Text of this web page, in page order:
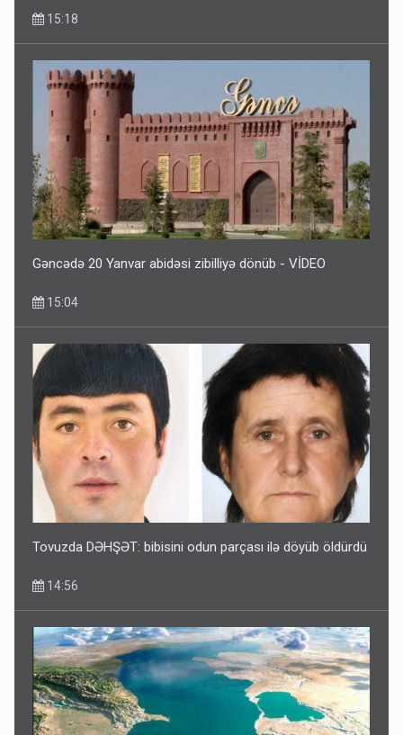
15:18
Gəncədə 20 Yanvar abidəsi zibilliyə dönüb - VİDEO
15:04
Tovuzda DƏHŞƏT: bibisini odun parçası ilə döyüb öldürdü
14:56